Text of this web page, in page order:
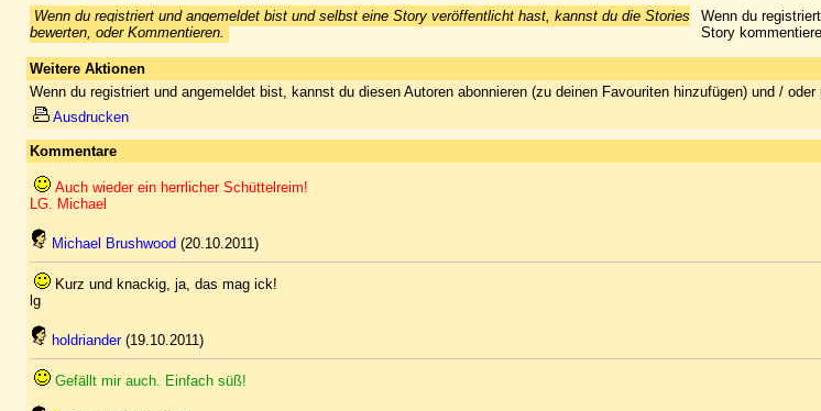
Wenn du registriert und angemeldet bist und selbst eine Story veröffentlicht hast, kannst du die Stories
bewerten, oder Kommentieren.
Wenn du
Story
Weitere Aktionen
Wenn du registriert und angemeldet bist, kannst du diesen Autoren abonnieren (zu deinen Favouriten hinzufügen) und /
Ausdrucken
Kommentare
Auch wieder ein herrlicher Schüttelreim!
LG. Michael
Michael Brushwood (20.10.2011)
Kurz und knackig, ja, das mag ick!
lg
holdriander(19.10.2011)
Gefällt mir auch. Einfach süß!